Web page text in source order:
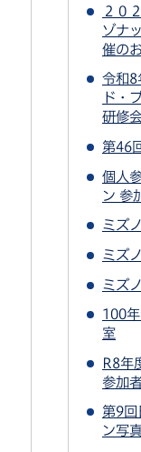
２０
ゾナ
催の
令和8
ド・
研修
第46
個人
ン 参
ミズ
ミズ
ミズ
100
室
R8年
参加
第9
ン写